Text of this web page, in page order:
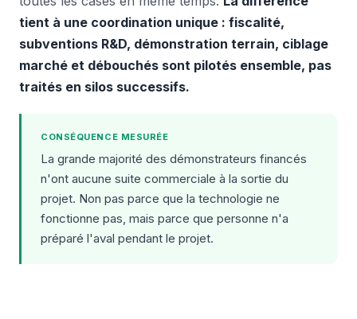
tient à une coordination unique : fiscalité,
subventions R&D, démonstration terrain, ciblage
marché et débouchés sont pilotés ensemble, pas
traités en silos successifs.
CONSÉQUENCE MESURÉE
La grande majorité des démonstrateurs financés
n'ont aucune suite commerciale à la sortie du
projet. Non pas parce que la technologie ne
fonctionne pas, mais parce que personne n'a
préparé l'aval pendant le projet.